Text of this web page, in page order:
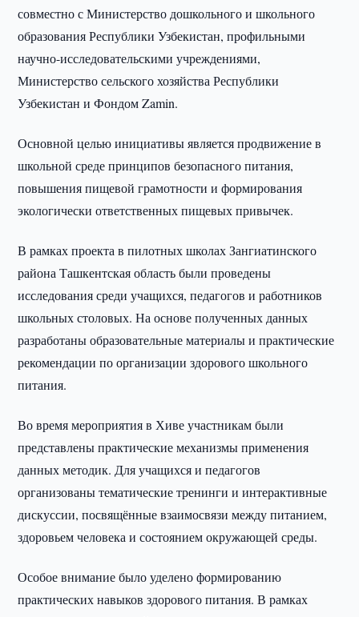
совместно с Министерство дошкольного и школьного
образования Республики Узбекистан, профильными
научно-исследовательскими учреждениями,
Министерство сельского хозяйства Республики
Узбекистан и Фондом Zamin.
Основной целью инициативы является продвижение в
школьной среде принципов безопасного питания,
повышения пищевой грамотности и формирования
экологически ответственных пищевых привычек.
В рамках проекта в пилотных школах Зангиатинского
района Ташкентская область были проведены
исследования среди учащихся, педагогов и работников
школьных столовых. На основе полученных данных
разработаны образовательные материалы и практические
рекомендации по организации здорового школьного
питания.
Во время мероприятия в Хиве участникам были
представлены практические механизмы применения
данных методик. Для учащихся и педагогов
организованы тематические тренинги и интерактивные
дискуссии, посвящённые взаимосвязи между питанием,
здоровьем человека и состоянием окружающей среды.
Особое внимание было уделено формированию
практических навыков здорового питания. В рамках